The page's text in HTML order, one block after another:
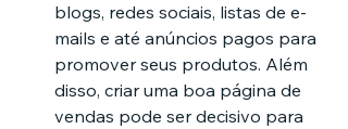
blogs, redes sociais, listas de e-
mails e até anúncios pagos para
promover seus produtos. Além
disso, criar uma boa página de
vendas pode ser decisivo para